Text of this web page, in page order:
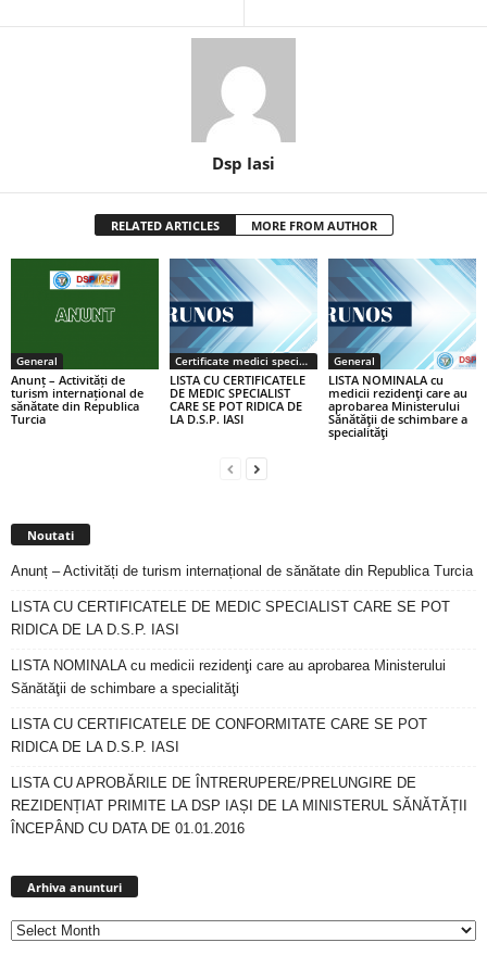
Dsp Iasi
RELATED ARTICLES MORE FROM AUTHOR
General
Anunț – Activități de
turism internațional de
sănătate din Republica
Turcia
Certificate medici specialiști / primari
LISTA CU CERTIFICATELE
DE MEDIC SPECIALIST
CARE SE POT RIDICA DE
LA D.S.P. IASI
General
LISTA NOMINALA cu
medicii rezidenţi care au
aprobarea Ministerului
Sănătăţii de schimbare a
specialităţi
Noutati
Anunț – Activități de turism internațional de sănătate din Republica Turcia
LISTA CU CERTIFICATELE DE MEDIC SPECIALIST CARE SE POT
RIDICA DE LA D.S.P. IASI
LISTA NOMINALA cu medicii rezidenţi care au aprobarea Ministerului
Sănătăţii de schimbare a specialităţi
LISTA CU CERTIFICATELE DE CONFORMITATE CARE SE POT
RIDICA DE LA D.S.P. IASI
LISTA CU APROBĂRILE DE ÎNTRERUPERE/PRELUNGIRE DE
REZIDENȚIAT PRIMITE LA DSP IAȘI DE LA MINISTERUL SĂNĂTĂȚII
ÎNCEPÂND CU DATA DE 01.01.2016
Arhiva anunturi